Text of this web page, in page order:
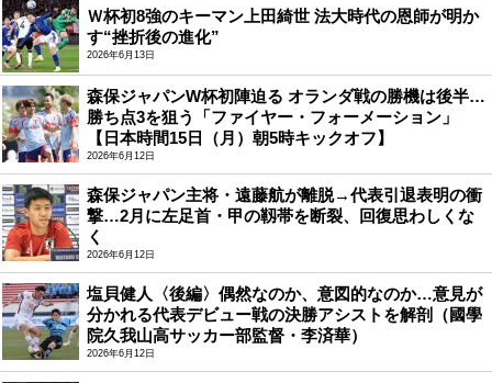
Ｗ杯初8強のキーマン上田綺世 法大時代の恩師が明か
す“挫折後の進化”
2026年6月13日
森保ジャパンW杯初陣迫る オランダ戦の勝機は後半…
勝ち点3を狙う「ファイヤー・フォーメーション」
【日本時間15日（月）朝5時キックオフ】
2026年6月12日
森保ジャパン主将・遠藤航が離脱→代表引退表明の衝
撃…2月に左足首・甲の靱帯を断裂、回復思わしくな
く
2026年6月12日
塩貝健人〈後編〉偶然なのか、意図的なのか…意見が
分かれる代表デビュー戦の決勝アシストを解剖（國學
院久我山高サッカー部監督・李済華）
2026年6月12日